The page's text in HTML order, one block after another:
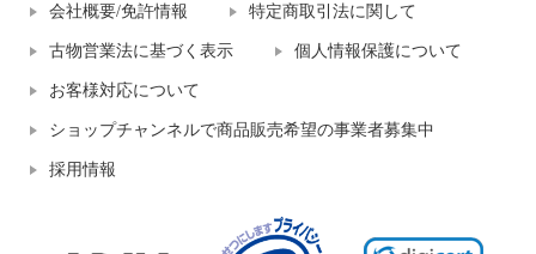
会社概要/免許情報 特定商取引法に関して
古物営業法に基づく表示 個人情報保護について
お客様対応について
ショップチャンネルで商品販売希望の事業者募集中
採用情報